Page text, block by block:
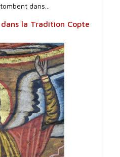
dans...
la Tradition Copte